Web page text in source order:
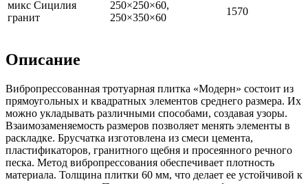
микс Сицилия
гранит
250×250×60,
250×350×60
1570
Описание
Вибропрессованная тротуарная плитка «Модерн» состоит из
прямоугольных и квадратных элементов среднего размера. Их
можно укладывать различными способами, создавая узоры.
Взаимозаменяемость размеров позволяет менять элементы в
раскладке. Брусчатка изготовлена из смеси цемента,
пластификаторов, гранитного щебня и просеянного речного
песка. Метод вибропрессования обеспечивает плотность
материала. Толщина плитки 60 мм, что делает ее устойчивой к